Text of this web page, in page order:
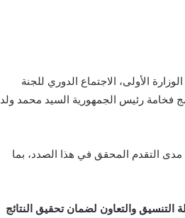
الأولى، الاجتماع الدوري للجنة
فخامة رئيس الجمهورية السيد محمد ولد
مدى التقدم المحقق في هذا الصدد، بما
التنسيق والتعاون لضمان تحقيق النتائج